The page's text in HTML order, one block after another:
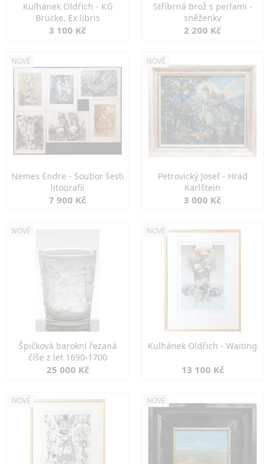
Kulhánek Oldřich - KG
Brücke, Ex libris
3 100 Kč
Stříbrná brož s perlami -
sněženky
2 200 Kč
NOVÉ
Nemes Endre - Soubor šesti
litografií
7 900 Kč
NOVÉ
Petrovický Josef - Hrad
Karlštejn
3 000 Kč
NOVÉ
Špičková barokní řezaná
číše z let 1690-1700
25 000 Kč
NOVÉ
Kulhánek Oldřich - Waiting
13 100 Kč
NOVÉ NOVÉ